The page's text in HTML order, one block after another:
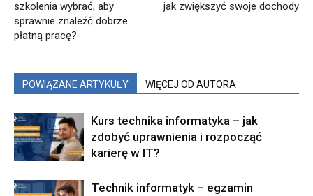
szkolenia wybrać, aby
sprawnie znaleźć dobrze
płatną pracę?
jak zwiększyć swoje dochody
POWIĄZANE ARTYKUŁY WIĘCEJ OD AUTORA
Kurs technika informatyka – jak
zdobyć uprawnienia i rozpocząć
karierę w IT?
Technik informatyk – egzamin